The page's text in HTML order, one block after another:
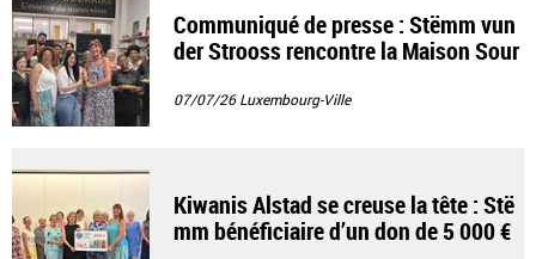
Communiqué de presse : Stëmm vun
der Strooss rencontre la Maison Sour
07/07/26Luxembourg-Ville
Kiwanis Alstad se creuse la tête : Stë
mm bénéficiaire d’un don de 5 000 €